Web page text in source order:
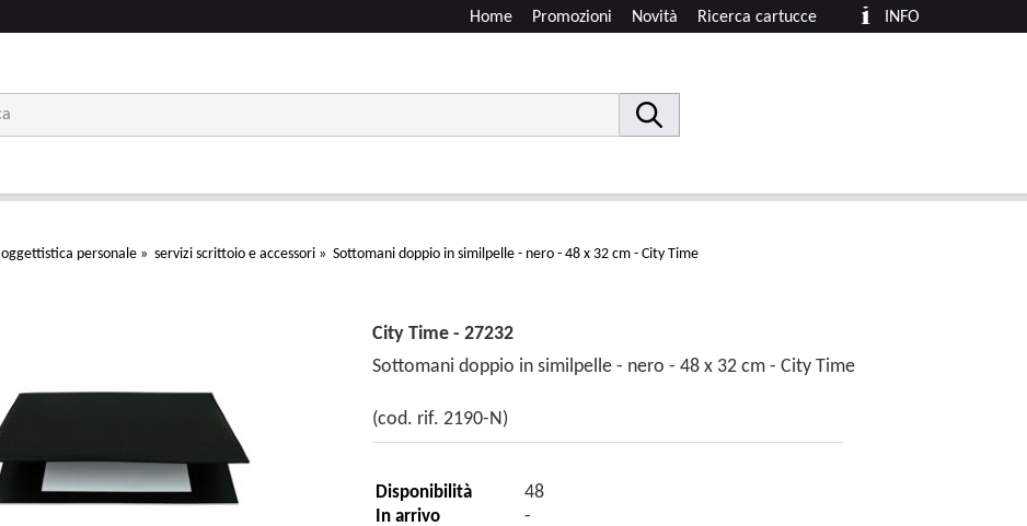
INFO
Ricerca cartucce
Novità
Promozioni
Home
oggettistica personale » servizi scrittoio e accessori » Sottomani doppio in similpelle - nero - 48 x 32 cm - City Time
City Time - 27232
Sottomani doppio in similpelle - nero - 48 x 32 cm - City Time
(cod. rif. 2190-N)
Disponibilità 48
In arrivo -